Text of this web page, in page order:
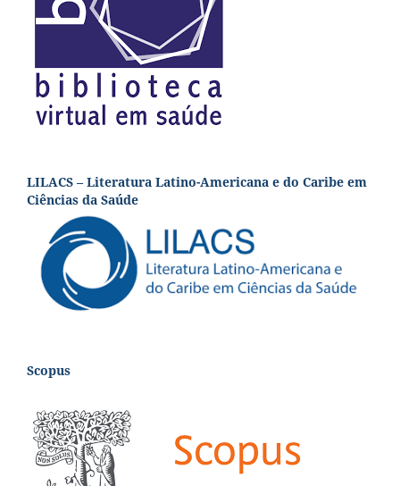
LILACS – Literatura Latino-Americana e do Caribe em
Ciências da Saúde
Scopus